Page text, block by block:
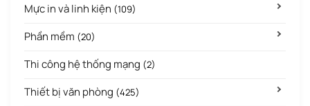
Mực in và linh kiện (109)
Phần mềm (20)
Thi công hệ thống mạng (2)
Thiết bị văn phòng (425)